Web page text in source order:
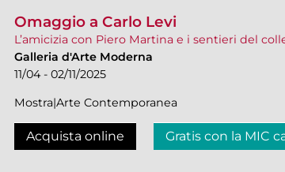
Omaggio a Carlo Levi
L’amicizia con Piero Martina e i sentieri del
Galleria d'Arte Moderna
11/04 - 02/11/2025
Mostra|Arte Contemporanea
Acquista online Gratis con la MIC